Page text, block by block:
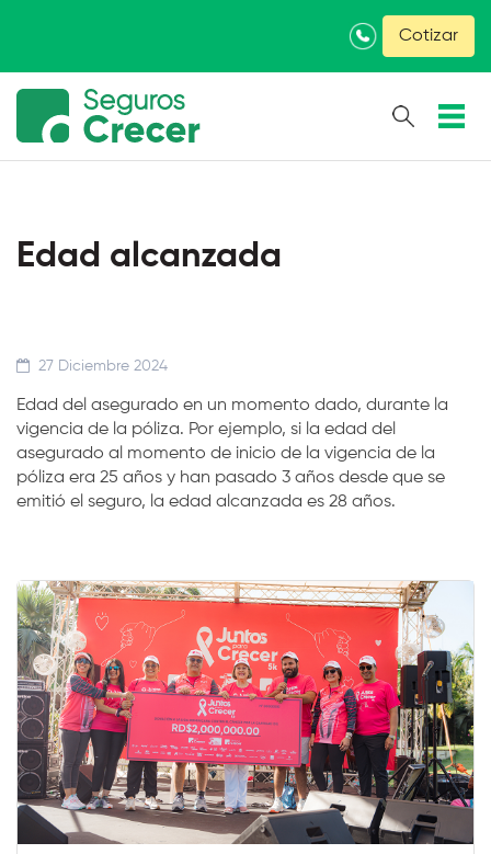
Cotizar
×
Edad alcanzada
27 Diciembre 2024
Edad del asegurado en un momento dado, durante la
vigencia de la póliza. Por ejemplo, si la edad del
asegurado al momento de inicio de la vigencia de la
póliza era 25 años y han pasado 3 años desde que se
emitió el seguro, la edad alcanzada es 28 años.